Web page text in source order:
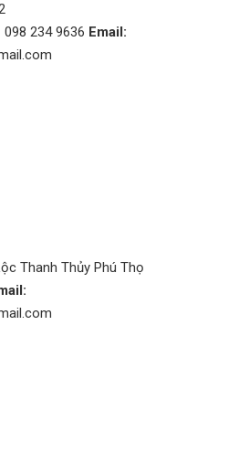
234 9636 Email:
Thanh Thủy Phú Thọ